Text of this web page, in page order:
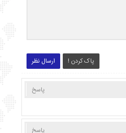
ارسال نظر پاک کردن !
پاسخ
پاسخ